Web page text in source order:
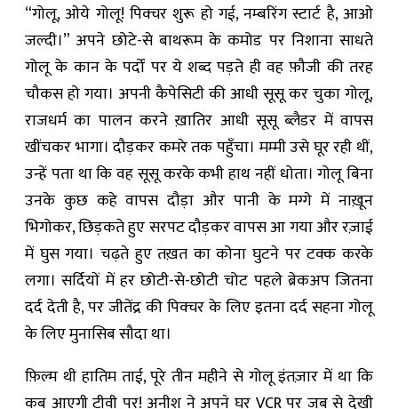
“गोलू, ओये गोलू! पिक्चर शुरू हो गई, नम्बरिंग स्टार्ट है, आओ
जल्दी।” अपने छोटे-से बाथरूम के कमोड पर निशाना साधते
गोलू के कान के पर्दों पर ये शब्द पड़ते ही वह फ़ौजी की तरह
चौकस हो गया। अपनी कैपेसिटी की आधी सूसू कर चुका गोलू,
राजधर्म का पालन करने ख़ातिर आधी सूसू ब्लैडर में वापस
खींचकर भागा। दौड़कर कमरे तक पहुँचा। मम्मी उसे घूर रही थीं,
उन्हें पता था कि वह सूसू करके कभी हाथ नहीं धोता। गोलू बिना
उनके कुछ कहे वापस दौड़ा और पानी के मग्गे में नाख़ून
भिगोकर, छिड़कते हुए सरपट दौड़कर वापस आ गया और रज़ाई
में घुस गया। चढ़ते हुए तख़त का कोना घुटने पर टक्क करके
लगा। सर्दियों में हर छोटी-से-छोटी चोट पहले ब्रेकअप जितना
दर्द देती है, पर जीतेंद्र की पिक्चर के लिए इतना दर्द सहना गोलू
के लिए मुनासिब सौदा था।
फ़िल्म थी हातिम ताई, पूरे तीन महीने से गोलू इंतज़ार में था कि
कब आएगी टीवी पर! अनीश ने अपने घर VCR पर जब से देखी